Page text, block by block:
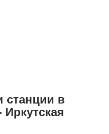
станции в
Иркутская